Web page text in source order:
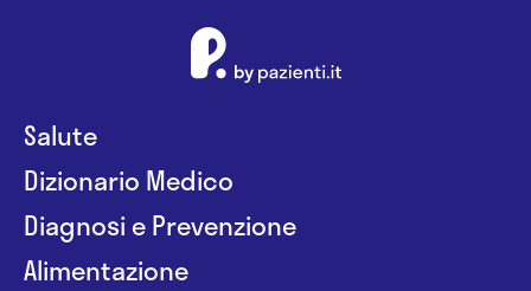
Salute
Dizionario Medico
Diagnosi e Prevenzione
Alimentazione